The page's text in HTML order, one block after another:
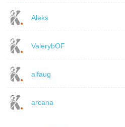
Aleks
ValerybOF
alfaug
arcana